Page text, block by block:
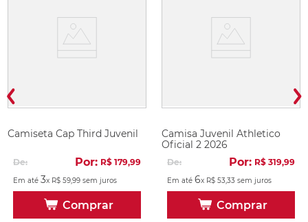
Camiseta Cap Third Juvenil
De: Por: R$ 179,99
Em até 3x R$ 5999 sem juros
Comprar
Camisa Juvenil Athletico
Oficial 2 2026
De: Por: R$ 319,99
Em até 6x R$ 5333 sem juros
Comprar